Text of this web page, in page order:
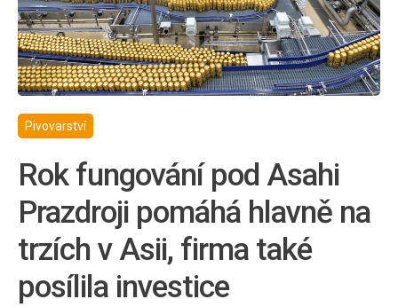
Pivovarství
Rok fungování pod Asahi
Prazdroji pomáhá hlavně na
trzích v Asii, firma také
posílila investice